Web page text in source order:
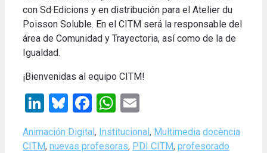
con Sd·Edicions y en distribución para el Atelier du
Poisson Soluble. En el CITM será la responsable del
área de Comunidad y Trayectoria, así como de la de
Igualdad.
¡Bienvenidas al equipo CITM!
LinkedIn
Bluesky
Facebook
WhatsApp
Categories
Animación Digital , Institucional , Multimedia Tags
docència
CITM, nuevas profesoras, PDI CITM, profesorado